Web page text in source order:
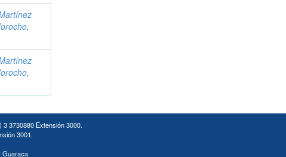
3730880 Extensión 3000.
3001.
Guaraca